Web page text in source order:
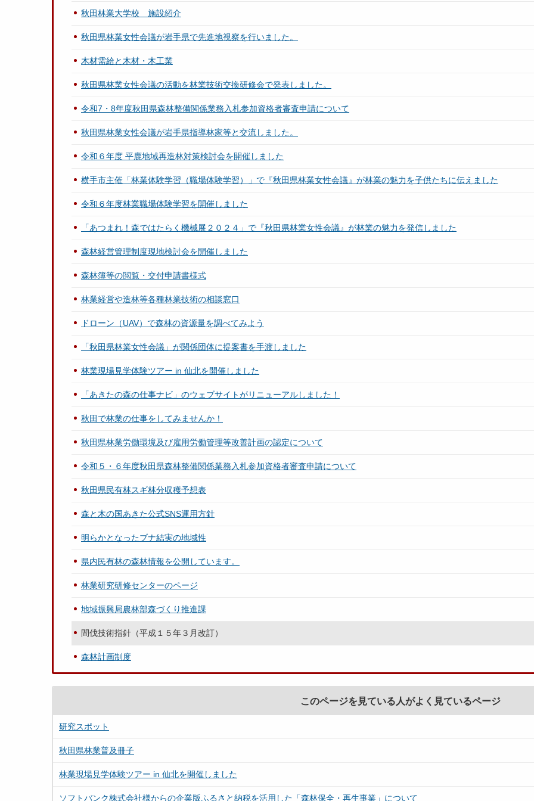
秋田林業大学校 施設紹介
秋田県林業女性会議が岩手県で先進地視察を行いました。
木材需給と木材・木工業
秋田県林業女性会議の活動を林業技術交換研修会で発表しました。
令和7・8年度秋田県森林整備関係業務入札参加資格者審査申請について
秋田県林業女性会議が岩手県指導林家等と交流しました。
令和６年度 平鹿地域再造林対策検討会を開催しました
横手市主催「林業体験学習（職場体験学習）」で『秋田県林業女性会議』が林業の魅力を子供たちに伝えました
令和６年度林業職場体験学習を開催しました
「あつまれ！森ではたらく機械展２０２４」で『秋田県林業女性会議』が林業の魅力を発信しました
森林経営管理制度現地検討会を開催しました
森林簿等の閲覧・交付申請書様式
林業経営や造林等各種林業技術の相談窓口
ドローン（UAV）で森林の資源量を調べてみよう
「秋田県林業女性会議」が関係団体に提案書を手渡しました
林業現場見学体験ツアー in 仙北を開催しました
「あきたの森の仕事ナビ」のウェブサイトがリニューアルしました！
秋田で林業の仕事をしてみませんか！
秋田県林業労働環境及び雇用労働管理等改善計画の認定について
令和５・６年度秋田県森林整備関係業務入札参加資格者審査申請について
秋田県民有林スギ林分収穫予想表
森と木の国あきた公式SNS運用方針
明らかとなったブナ結実の地域性
県内民有林の森林情報を公開しています。
林業研究研修センターのページ
地域振興局農林部森づくり推進課
間伐技術指針（平成１５年３月改訂）
森林計画制度
このページを見ている人がよく見ているページ
研究スポット
秋田県林業普及冊子
林業現場見学体験ツアー in 仙北を開催しました
ソフトバンク株式会社様からの企業版ふるさと納税を活用した「森林保全・再生事業」について